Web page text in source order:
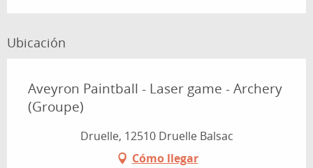
Ubicación
Aveyron Paintball - Laser game - Archery
(Groupe)
Druelle, 12510 Druelle Balsac
Cómo llegar